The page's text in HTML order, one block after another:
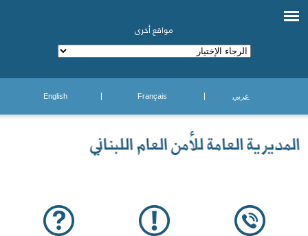
مواقع أخرى
عربي Français
English